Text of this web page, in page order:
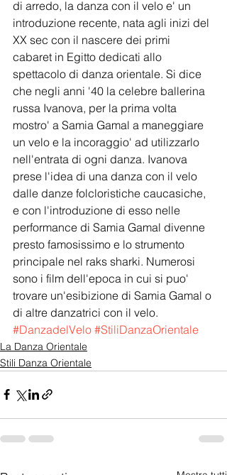
di arredo, la danza con il velo e' un
introduzione recente, nata agli inizi del
XX sec con il nascere dei primi
cabaret in Egitto dedicati allo
spettacolo di danza orientale. Si dice
che negli anni '40 la celebre ballerina
russa Ivanova, per la prima volta
mostro' a Samia Gamal a maneggiare
un velo e la incoraggio' ad utilizzarlo
nell'entrata di ogni danza. Ivanova
prese l'idea di una danza con il velo
dalle danze folcloristiche caucasiche,
e con l'introduzione di esso nelle
performance di Samia Gamal divenne
presto famosissimo e lo strumento
principale nel raks sharki. Numerosi
sono i film dell'epoca in cui si puo'
trovare un'esibizione di Samia Gamal o
di altre danzatrici con il velo.
#DanzadelVelo #StiliDanzaOrientale
La Danza Orientale
Stili Danza Orientale